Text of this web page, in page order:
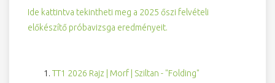
Ide kattintva tekintheti meg a 2025 őszi felvételi
előkészítő próbavizsga eredményeit.
TT1 2026 Rajz | Morf | Sziltan - "Folding"